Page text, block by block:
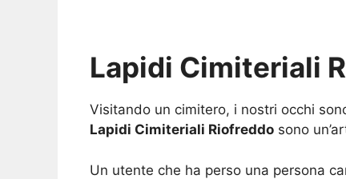
Lapidi Cimiteriali
Visitando un cimitero, i nostri occhi
Lapidi Cimiteriali Riofreddo sono
Un utente che ha perso una persona